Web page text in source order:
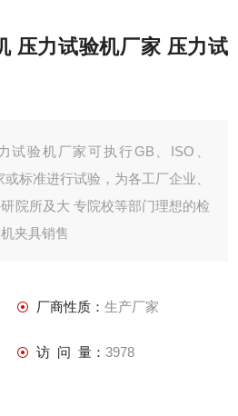
压力试验机厂家 压力试
验机厂家可执行GB、ISO、
标准进行试验，为各工厂企业、
院所及大 专院校等部门理想的检
夹具销售
厂商性质： 生产厂家
访 问 量： 3978